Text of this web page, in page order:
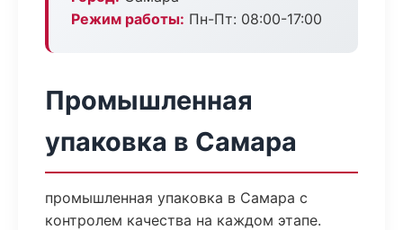
Режим работы: Пн-Пт: 08:00-17:00
Промышленная
упаковка в Самара
промышленная упаковка в Самара с
контролем качества на каждом этапе.